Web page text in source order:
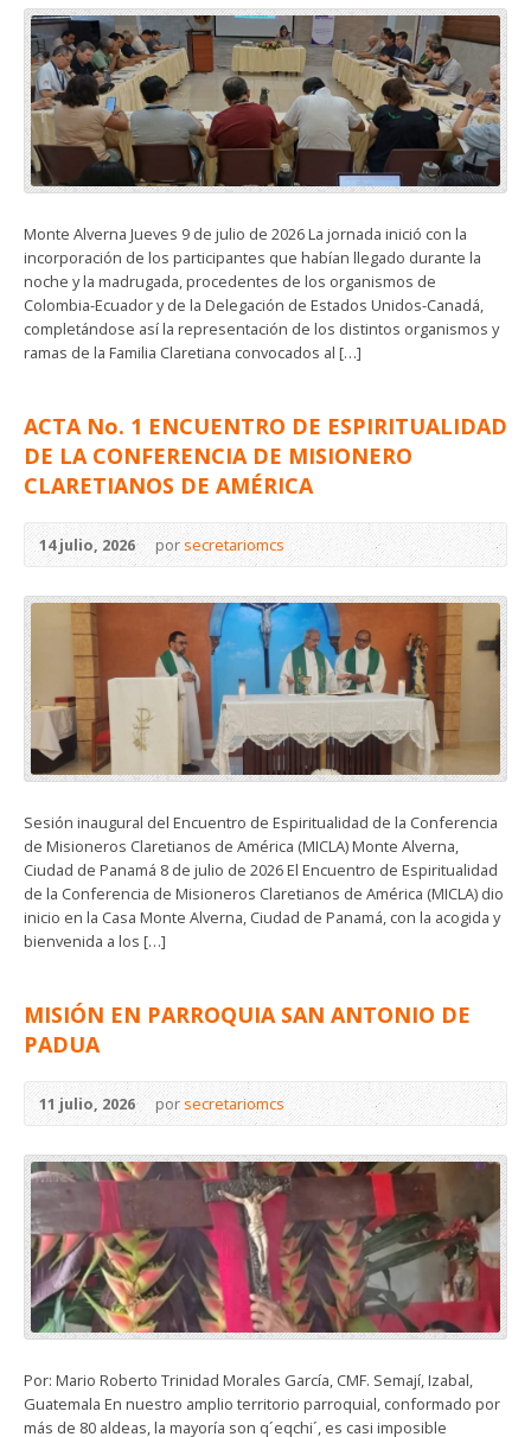
Monte Alverna Jueves 9 de julio de 2026 La jornada inició con la
incorporación de los participantes que habían llegado durante la
noche y la madrugada, procedentes de los organismos de
Colombia-Ecuador y de la Delegación de Estados Unidos-Canadá,
completándose así la representación de los distintos organismos y
ramas de la Familia Claretiana convocados al […]
ACTA No. 1 ENCUENTRO DE ESPIRITUALIDAD
DE LA CONFERENCIA DE MISIONERO
CLARETIANOS DE AMÉRICA
14 julio, 2026 por secretariomcs
Sesión inaugural del Encuentro de Espiritualidad de la Conferencia
de Misioneros Claretianos de América (MICLA) Monte Alverna,
Ciudad de Panamá 8 de julio de 2026 El Encuentro de Espiritualidad
de la Conferencia de Misioneros Claretianos de América (MICLA) dio
inicio en la Casa Monte Alverna, Ciudad de Panamá, con la acogida y
bienvenida a los […]
MISIÓN EN PARROQUIA SAN ANTONIO DE
PADUA
11 julio, 2026 por secretariomcs
Por: Mario Roberto Trinidad Morales García, CMF. Semají, Izabal,
Guatemala En nuestro amplio territorio parroquial, conformado por
más de 80 aldeas, la mayoría son q´eqchi´, es casi imposible